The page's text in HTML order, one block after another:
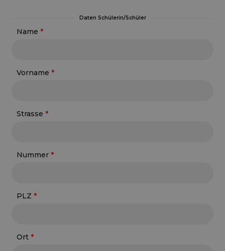
Daten Schülerin/Schüler
Name
Vorname
Strasse
Nummer
PLZ
Ort